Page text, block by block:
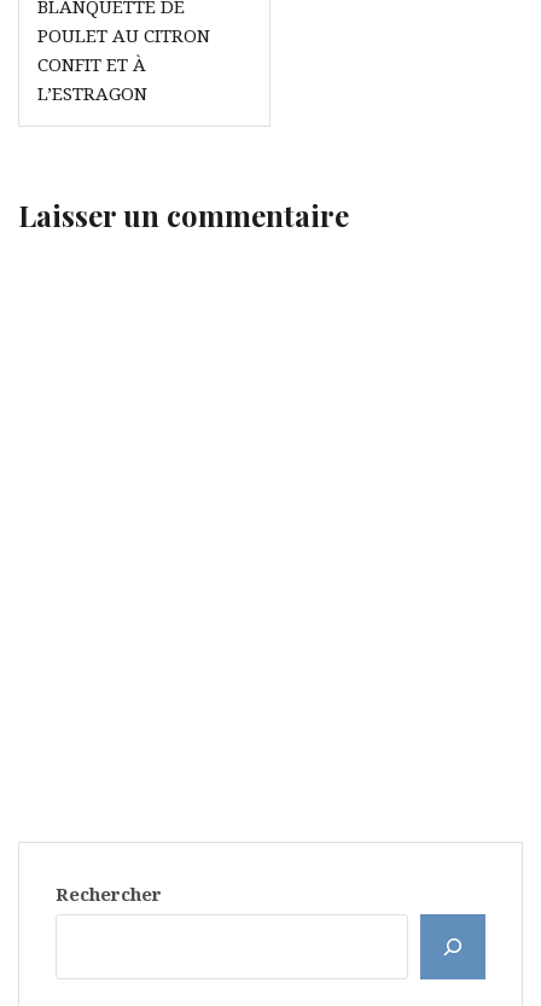
de
l’article
BLANQUETTE DE
POULET AU CITRON
CONFIT ET À
L’ESTRAGON
Laisser un commentaire
Rechercher